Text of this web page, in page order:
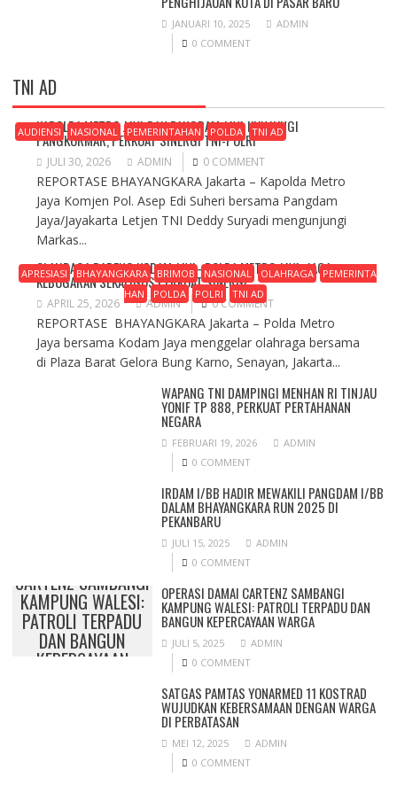
JANUARI 10, 2025
ADMIN
0 COMMENT
TNI AD
AUDIENSI NASIONAL PEMERINTAHAN POLDA TNI AD
KAPOLDA METRO JAYA DAN PANGDAM JAYA KUNJUNGI
PANGKORMAR, PERKUAT SINERGI TNI-POLRI
JULI 30, 2026 ADMIN 0 COMMENT
REPORTASE BHAYANGKARA Jakarta – Kapolda Metro
Jaya Komjen Pol. Asep Edi Suheri bersama Pangdam
Jaya/Jayakarta Letjen TNI Deddy Suryadi mengunjungi
Markas...
APRESIASI BHAYANGKARA BRIMOB NASIONAL OLAHRAGA
PEMERINTA
HAN
POLDA POLRI TNI AD
OLAHRAGA BARENG KODAM JAYA–POLDA METRO JAYA, JAGA
KEBUGARAN SEKALIGUS PERKUAT SINERGI
APRIL 25, 2026 ADMIN 0 COMMENT
REPORTASE BHAYANGKARA Jakarta – Polda Metro
Jaya bersama Kodam Jaya menggelar olahraga bersama
di Plaza Barat Gelora Bung Karno, Senayan, Jakarta...
WAPANG TNI DAMPINGI MENHAN RI TINJAU
YONIF TP 888, PERKUAT PERTAHANAN
NEGARA
FEBRUARI 19, 2026
ADMIN
0 COMMENT
IRDAM I/BB HADIR MEWAKILI PANGDAM I/BB
DALAM BHAYANGKARA RUN 2025 DI
PEKANBARU
JULI 15, 2025
ADMIN
0 COMMENT
CARTENZ SAMBANGI
KAMPUNG WALESI:
PATROLI TERPADU
DAN BANGUN
KEPERCAYAAN
OPERASI DAMAI CARTENZ SAMBANGI
KAMPUNG WALESI: PATROLI TERPADU DAN
BANGUN KEPERCAYAAN WARGA
JULI 5, 2025
ADMIN
0 COMMENT
SATGAS PAMTAS YONARMED 11 KOSTRAD
WUJUDKAN KEBERSAMAAN DENGAN WARGA
DI PERBATASAN
MEI 12, 2025
ADMIN
0 COMMENT